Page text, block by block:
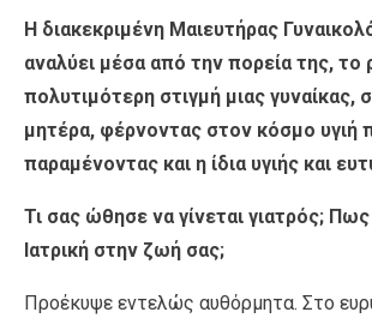
Η διακεκριμένη Μαιευτήρας
αναλύει μέσα από την πορεία της, το
πολυτιμότερη στιγμή μιας γυναίκας,
μητέρα, φέρνοντας στον κόσμο υγιή
παραμένοντας και η ίδια υγιής και
Τι σας ώθησε να γίνεται γιατρός;
Ιατρική στην ζωή σας;
Προέκυψε εντελώς αυθόρμητα. Στο